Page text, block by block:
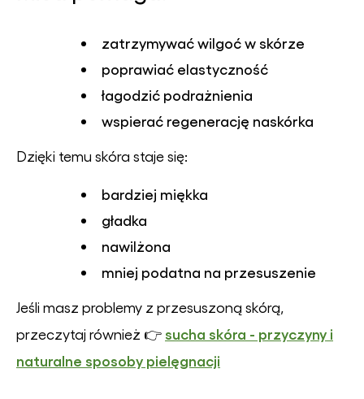
zatrzymywać wilgoć w skórze
poprawiać elastyczność
łagodzić podrażnienia
wspierać regenerację naskórka
Dzięki temu skóra staje się:
bardziej miękka
gładka
nawilżona
mniej podatna na przesuszenie
Jeśli masz problemy z przesuszoną skórą,
przeczytaj również 👉 sucha skóra - przyczyny i
naturalne sposoby pielęgnacji